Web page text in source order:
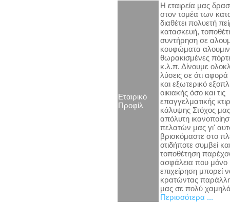
Εταιρικό
Προφίλ
Η εταιρεία μας
στον τομέα των
διαθέτει πολυετή
κατασκευή,
συντήρηση σε
κουφώματα
θωρακισμένες
κ.λ.π. Δίνουμε
λύσεις σε ότι
και εξωτερικό
οικιακής όσο και τις
επαγγελματικής
κάλυψης Στόχος μας
απόλυτη
πελατών μας γι'
βρισκόμαστε στο
οτιδήποτε συμβεί
τοποθέτηση
ασφάλεια που μόνο
επιχείρηση μπορεί
κρατώντας
μας σε πολύ
Περισσότερα ...